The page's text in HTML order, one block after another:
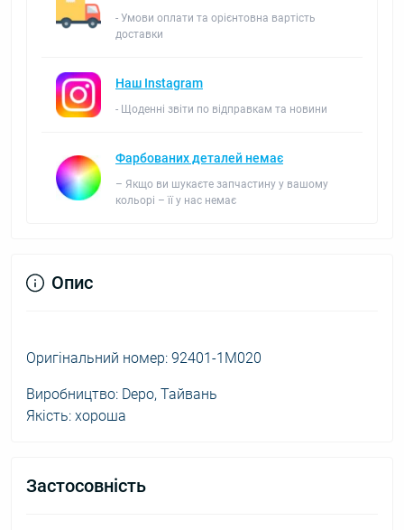
- Умови оплати та орієнтовна вартість
доставки
Наш Instagram
- Щоденні звіти по відправкам та новини
Фарбованих деталей немає
– Якщо ви шукаєте запчастину у вашому
кольорі – її у нас немає
Опис
Оригінальний номер: 92401-1M020
Виробництво: Depo, Тайвань
Якість: хороша
Застосовність